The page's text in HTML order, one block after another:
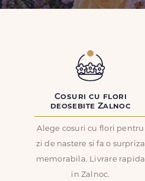
Cosuri cu flori
deosebite Zalnoc
Alege cosuri cu flori pentru
zi de nastere si fa o surpriza
memorabila. Livrare rapida
in Zalnoc.